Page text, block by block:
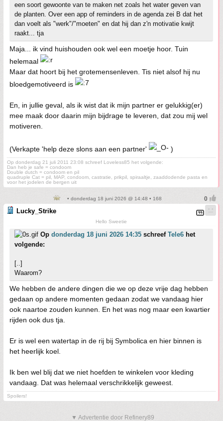
een soort gewoonte van te maken net zoals het water geven van
de planten. Over een app of reminders in de agenda zei B dat het
dan voelt als "werk"/"moeten" en dat hij dan z'n motivatie kwijt
raakt... tja
Maja... ik vind huishouden ook wel een moetje hoor. Tuin
helemaal
Maar dat hoort bij het grotemensenleven. Tis niet alsof hij nu
bloedgemotiveerd is
En, in jullie geval, als ik wist dat ik mijn partner er gelukkig(er)
mee maak door daarin mijn bijdrage te leveren, dat zou mij wel
motiveren.
(Verkapte 'help deze slons aan een partner' )
Op donderdag 21 juli 2011 23:08 schreef Loveless85 het volgende:
Dan heb je safe = condoom
Double dutch = condoom en pil
quadruple Cat = pil, MAP, condoom, castratie, prikpil, spiraaltje, zaaddodende pasta en
voor het jodelen de bergen uit
• donderdag 18 juni 2026 @ 14:48 • 168
Lucky_Strike
Hello Sweetie
Op donderdag 18 juni 2026 14:35 schreef Tele6 het
volgende:
[..]
Waarom?
We hebben de andere dingen die we op deze vrije dag hebben
gedaan op andere momenten gedaan zodat we vandaag hier
ook naartoe zouden kunnen. En het was nog maar een kwartier
rijden ook dus tja.
Er is wel een watertap in de rij bij Symbolica en hier binnen is
het heerlijk koel.
Ik ben wel blij dat we niet hoefden te winkelen voor kleding
vandaag. Dat was helemaal verschrikkelijk geweest.
Spoilers!
▼ Advertentie door Refinery89